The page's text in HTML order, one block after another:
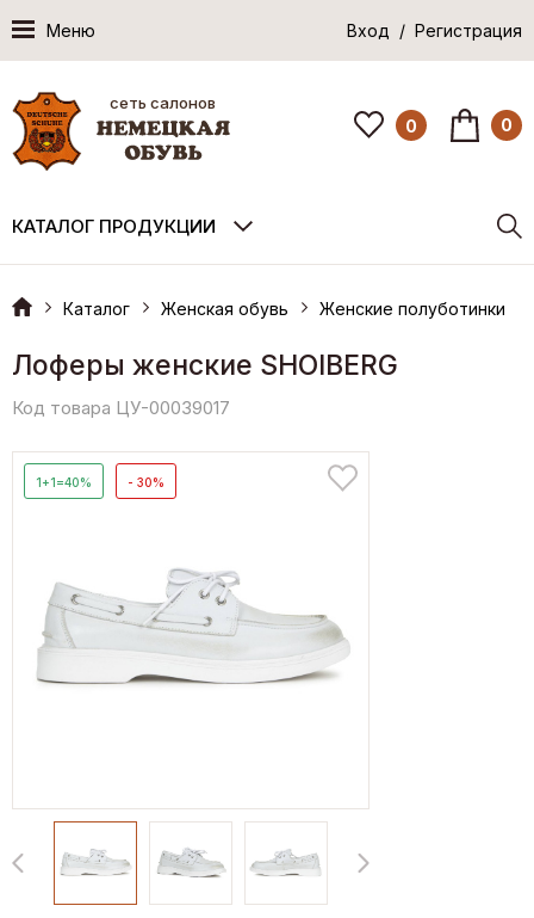
Меню Вход / Регистрация
сеть салонов
0 0
КАТАЛОГ ПРОДУКЦИИ
Каталог Женская обувь Женские полуботинки
Лоферы женские SHOIBERG
Код товара ЦУ-00039017
1+1=40% - 30%